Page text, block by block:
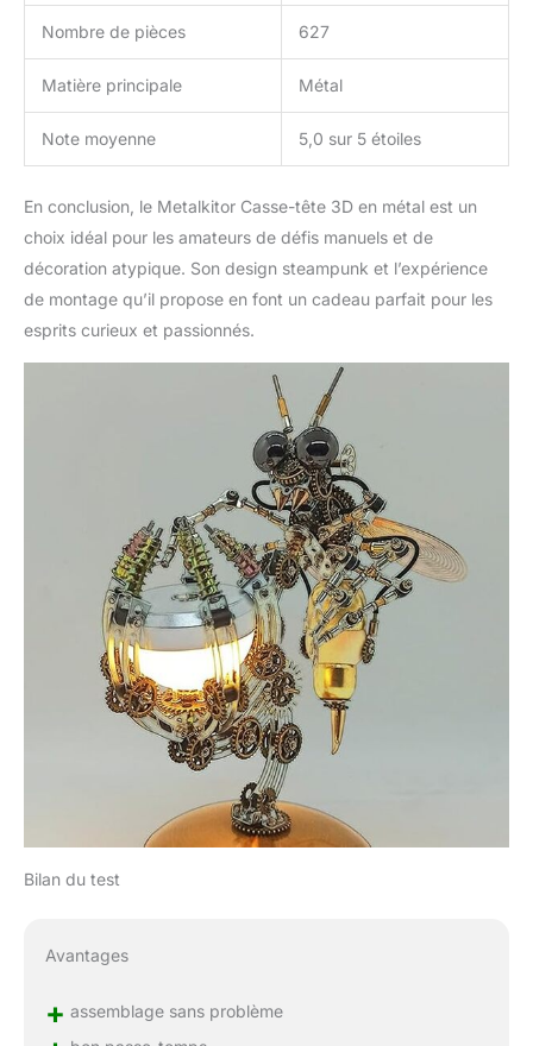
de la lumière. Contenu : 1
kit d'assemblage
mécanique de guêpes, 1
outil de montage, 1
manuel (français non
garanti).
Nombre de pièces 627
Matière principale Métal
Note moyenne 5,0 sur 5 étoiles
En conclusion, le Metalkitor Casse-tête 3D en métal est un
choix idéal pour les amateurs de défis manuels et de
décoration atypique. Son design steampunk et l’expérience
de montage qu’il propose en font un cadeau parfait pour les
esprits curieux et passionnés.
Bilan du test
Avantages
+ assemblage sans problème